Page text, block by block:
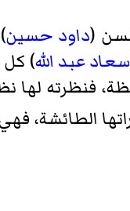
(داود حسين
سعاد عبد الله) كل
فنظرته لها
الطائشة،